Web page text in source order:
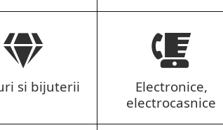
si bijuterii
Electronice,
electrocasnice